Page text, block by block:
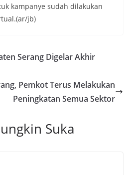
kampanye sudah dilakukan
jb)
Serang Digelar Akhir
Pemkot Terus Melakukan
Peningkatan Semua Sektor
Suka